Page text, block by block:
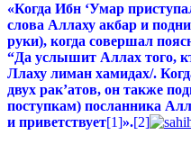
«Когда Ибн ‘Умар
слова Аллаху акбар и
руки), когда совершал
“Да услышит Аллах того,
Ллаху лиман хамидах/.
двух рак’атов, он также
поступкам) посланника
и приветствует[1]».[2]